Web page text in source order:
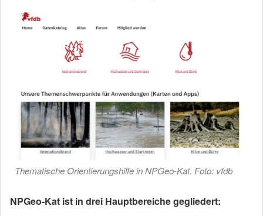
Thematische Orientierungshilfe in NPGeo-Kat. Foto: vfdb
NPGeo-Kat ist in drei Hauptbereiche gegliedert: